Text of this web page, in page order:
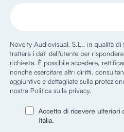
Novelty Audiovisual, S.L., in qualità
tratterà i dati dell'utente per
richiesta. È possibile accedere,
nonché esercitare altri diritti,
aggiuntive e dettagliate sulla
nostra Politica sulla privacy.
Accetto di ricevere ulteriori
Italia.